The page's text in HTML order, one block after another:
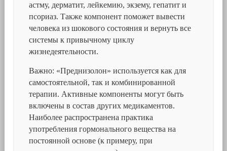
астму, дерматит, лейкемию, экзему, гепатит и
псориаз. Также компонент поможет вывести
человека из шокового состояния и вернуть все
системы к привычному циклу
жизнедеятельности.
Важно: «Преднизолон» используется как для
самостоятельной, так и комбинированной
терапии. Активные компоненты могут быть
включены в состав других медикаментов.
Наиболее распространена практика
употребления гормонального вещества на
постоянной основе (к примеру, при